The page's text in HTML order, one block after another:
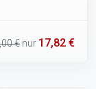
€ nur 17,82 €